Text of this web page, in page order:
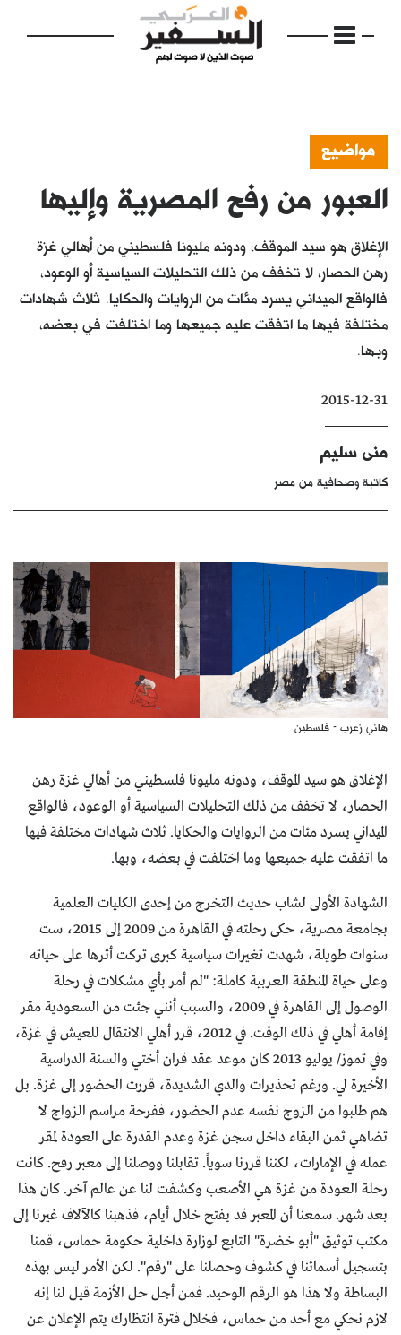
الرئيسية
إفتتاحية
فكرة
دفاتر
كتّابنا
الأرشيف
مواضيع
العبور من رفح المصرية وإليها
الإغلاق هو سيد الموقف، ودونه مليونا فلسطيني من أهالي غزة
رهن الحصار، لا تخفف من ذلك التحليلات السياسية أو الوعود،
فالواقع الميداني يسرد مئات من الروايات والحكايا. ثلاث شهادات
مختلفة فيها ما اتفقت عليه جميعها وما اختلفت في بعضه،
وبها.
2015-12-31
منى سليم
كاتبة وصحافية من مصر
هاني زعرب - فلسطين
الإغلاق هو سيد الموقف، ودونه مليونا فلسطيني من أهالي غزة رهن
الحصار، لا تخفف من ذلك التحليلات السياسية أو الوعود، فالواقع
الميداني يسرد مئات من الروايات والحكايا. ثلاث شهادات مختلفة فيها
ما اتفقت عليه جميعها وما اختلفت في بعضه، وبها.
الشهادة الأولى لشاب حديث التخرج من إحدى الكليات العلمية
بجامعة مصرية، حكى رحلته في القاهرة من 2009 إلى 2015، ست
سنوات طويلة، شهدت تغيرات سياسية كبرى تركت أثرها على حياته
وعلى حياة المنطقة العربية كاملة: "لم أمر بأي مشكلات في رحلة
الوصول إلى القاهرة في 2009، والسبب أنني جئت من السعودية مقر
إقامة أهلي في ذلك الوقت. في 2012، قرر أهلي الانتقال للعيش في غزة،
وفي تموز/ يوليو 2013 كان موعد عقد قران أختي والسنة الدراسية
الأخيرة لي. ورغم تحذيرات والدي الشديدة، قررت الحضور إلى غزة. بل
هم طلبوا من الزوج نفسه عدم الحضور، ففرحة مراسم الزواج لا
تضاهي ثمن البقاء داخل سجن غزة وعدم القدرة على العودة لمقر
عمله في الإمارات، لكننا قررنا سوياً. تقابلنا ووصلنا إلى معبر رفح. كانت
رحلة العودة من غزة هي الأصعب وكشفت لنا عن عالم آخر. كان هذا
بعد شهر. سمعنا أن المعبر قد يفتح خلال أيام، فذهبنا كالآلاف غيرنا إلى
مكتب توثيق "أبو خضرة" التابع لوزارة داخلية حكومة حماس، قمنا
بتسجيل أسمائنا في كشوف وحصلنا على "رقم". لكن الأمر ليس بهذه
البساطة ولا هذا هو الرقم الوحيد. فمن أجل حل الأزمة قيل لنا إنه
لازم نحكي مع أحد من حماس، فخلال فترة انتظارك يتم الإعلان عن